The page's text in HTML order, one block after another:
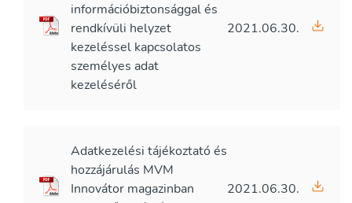
információbiztonsággal és
rendkívüli helyzet
kezeléssel kapcsolatos
személyes adat
kezeléséről
2021.06.30.
Adatkezelési tájékoztató és
hozzájárulás MVM
Innovátor magazinban
2021.06.30.